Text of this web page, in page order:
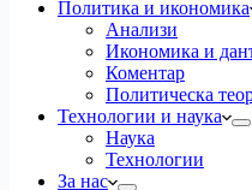
Политика и икономика
Анализи
Икономика и
Коментар
Политическа
Технологии и наука
Наука
Технологии
За нас